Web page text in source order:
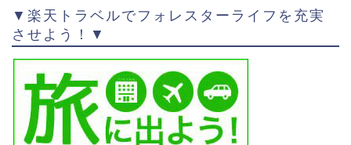
▼楽天トラベルでフォレスターライフを充実
させよう！▼